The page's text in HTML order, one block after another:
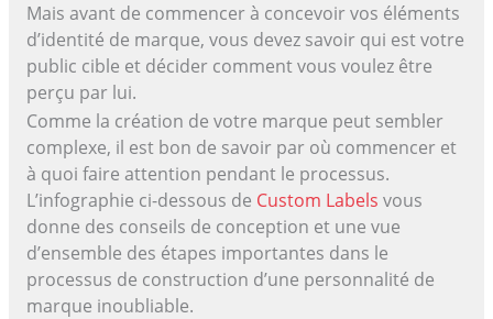
Mais avant de commencer à concevoir vos éléments
d’identité de marque, vous devez savoir qui est votre
public cible et décider comment vous voulez être
perçu par lui.
Comme la création de votre marque peut sembler
complexe, il est bon de savoir par où commencer et
à quoi faire attention pendant le processus.
L’infographie ci-dessous de Custom Labels vous
donne des conseils de conception et une vue
d’ensemble des étapes importantes dans le
processus de construction d’une personnalité de
marque inoubliable.